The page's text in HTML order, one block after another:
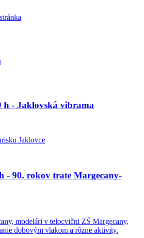
h - Jaklovská vibrama
Jaklovce
- 90. rokov trate Margecany-
modelári v telocvični ZŠ Margecany,
dobovým vlakom a rôzne aktivity.